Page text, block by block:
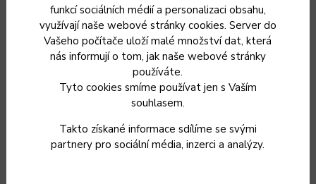
funkcí sociálních médií a personalizaci obsahu,
využívají naše webové stránky cookies. Server do
Vašeho počítače uloží malé množství dat, která
nás informují o tom, jak naše webové stránky
používáte.
Tyto cookies smíme používat jen s Vaším
souhlasem.
Takto získané informace sdílíme se svými
partnery pro sociální média, inzerci a analýzy.
Sada hrnce s poklicí přímo láká k pomalému dlouhému vaření
a dušení. Hovězí po burgundsku nebo guláš už nikdy
nebudete chtít vařit jinak. Vyzkoušejte ale i jeho
všestrannost při pečení, například chleba bude díky
vysokému tvaru hrnce, oproti pekáči, dokonale propečený a
nadýchaný.